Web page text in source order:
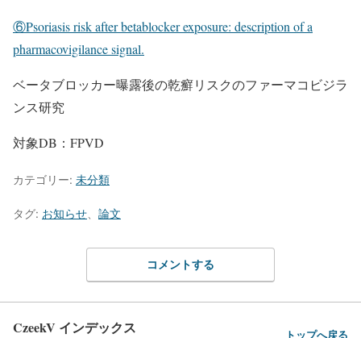
⑥Psoriasis risk after betablocker exposure: description of a
pharmacovigilance signal.
ベータブロッカー曝露後の乾癬リスクのファーマコビジラ
ンス研究
対象DB：FPVD
カテゴリー: 未分類
タグ: お知らせ 論文
コメントする
CzeekV インデックス トップへ戻る